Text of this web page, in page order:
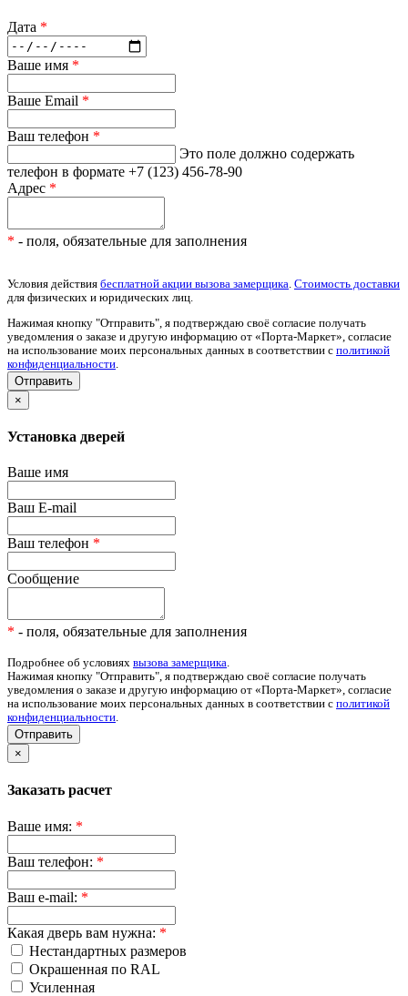
Дата *
Ваше имя *
Ваше Email *
Ваш телефон *
Это поле должно содержать
телефон в формате +7 (123) 456-78-90
Адрес *
* - поля, обязательные для заполнения
Условия действия бесплатной акции вызова замерщика Стоимость доставки
для физических и юридических лиц.
Нажимая кнопку "Отправить", я подтверждаю своё согласие получать
уведомления о заказе и другую информацию от «Порта-Маркет», согласие
на использование моих персональных данных в соответствии с политикой
конфиденциальности
×
Установка дверей
Ваше имя
Ваш E-mail
Ваш телефон *
Сообщение
* - поля, обязательные для заполнения
Подробнее об условиях вызова замерщика.
Нажимая кнопку "Отправить", я подтверждаю своё согласие получать
уведомления о заказе и другую информацию от «Порта-Маркет», согласие
на использование моих персональных данных в соответствии с политикой
конфиденциальности.
Отправить
×
Заказать расчет
Ваше имя: *
Ваш телефон: *
Ваш e-mail: *
Какая дверь вам нужна: *
Нестандартных размеров
Окрашенная по RAL
Усиленная